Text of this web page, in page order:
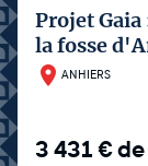
Projet
la fosse
ANHIERS
3 431€